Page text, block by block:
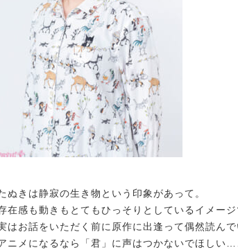
ぬきは静寂の生き物という印象があって。
在感も動きもとてもひっそりとしているイメージ
はお話をいただく前に原作に出逢って偶然読んで
ニメになるなら「君」に声はつかないでほし